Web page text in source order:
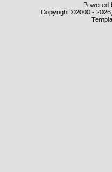
Powered
Copyright ©2000 -